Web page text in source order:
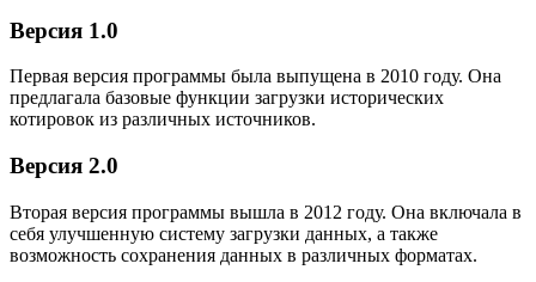
Версия 1.0
Первая версия программы была выпущена в 2010 году. Она
предлагала базовые функции загрузки исторических
котировок из различных источников.
Версия 2.0
Вторая версия программы вышла в 2012 году. Она включала в
себя улучшенную систему загрузки данных, а также
возможность сохранения данных в различных форматах.